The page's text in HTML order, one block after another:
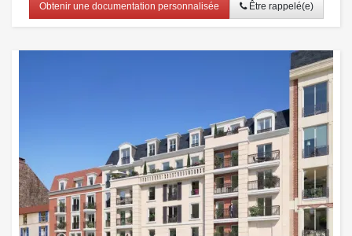
Obtenir une documentation personnalisée Être rappelé(e)